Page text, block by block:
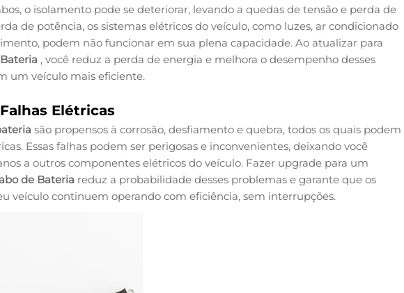
o isolamento pode se deteriorar, levando a quedas de tensão e perda de
de potência, os sistemas elétricos do veículo, como luzes, ar condicionado
podem não funcionar em sua plena capacidade. Ao atualizar para
, você reduz a perda de energia e melhora o desempenho desses
um veículo mais eficiente.
Elétricas
são propensos à corrosão, desfiamento e quebra, todos os quais podem
Essas falhas podem ser perigosas e inconvenientes, deixando você
a outros componentes elétricos do veículo. Fazer upgrade para um
de Bateria reduz a probabilidade desses problemas e garante que os
veículo continuem operando com eficiência, sem interrupções.